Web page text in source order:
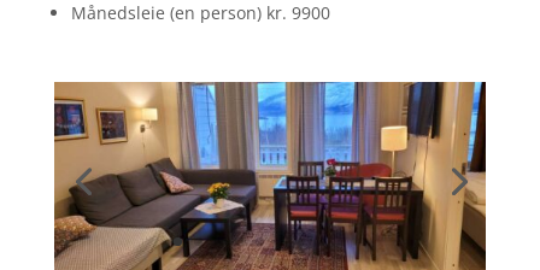
Månedsleie (en person) kr. 9900